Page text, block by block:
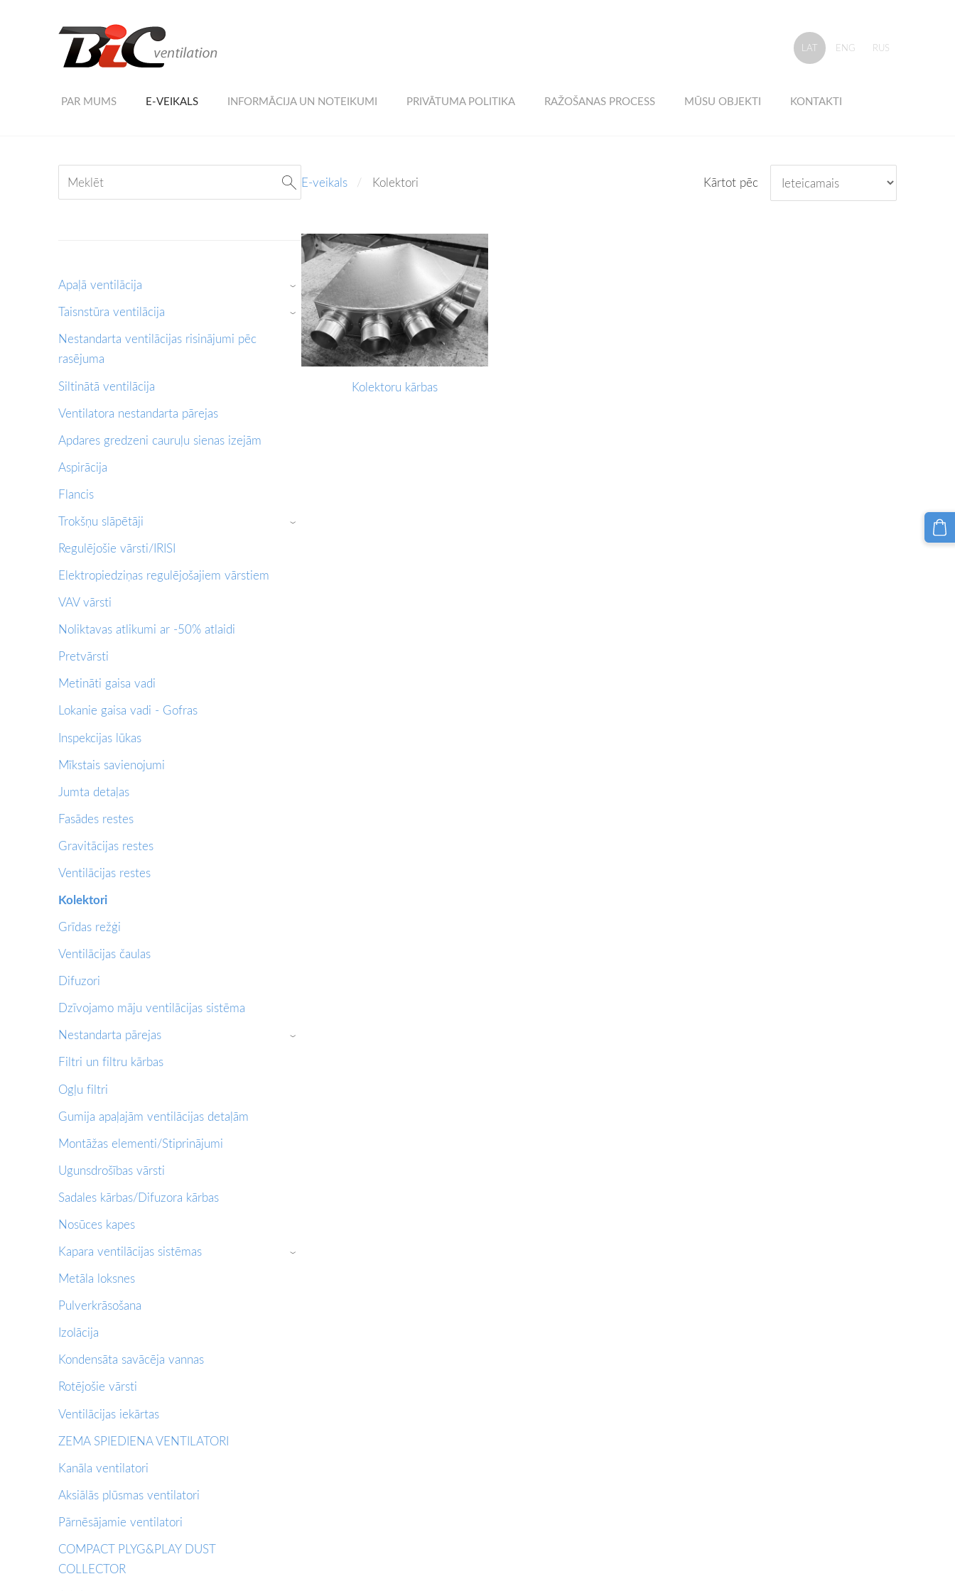
PAR MUMS E-VEIKALS INFORMĀCIJA UN NOTEIKUMI PRIVĀTUMA POLITIKA RAŽOŠANAS PROCESS MŪSU OBJEKTI KONTAKTI
LAT ENG RUS
Apaļā ventilācija ›
Taisnstūra ventilācija ›
Nestandarta ventilācijas risinājumi pēc
rasējuma
Siltinātā ventilācija
Ventilatora nestandarta pārejas
Apdares gredzeni cauruļu sienas izejām
Aspirācija
Flancis
Trokšņu slāpētāji
›
Regulējošie vārsti/IRISI
Elektropiedziņas regulējošajiem vārstiem
VAV vārsti
Noliktavas atlikumi ar -50% atlaidi
Pretvārsti
Metināti gaisa vadi
Lokanie gaisa vadi - Gofras
Inspekcijas lūkas
Mīkstais savienojumi
Jumta detaļas
Fasādes restes
Gravitācijas restes
Ventilācijas restes
Kolektori
Grīdas režģi
Ventilācijas čaulas
Difuzori
Dzīvojamo māju ventilācijas sistēma
Nestandarta pārejas
›
Filtri un filtru kārbas
Ogļu filtri
Gumija apaļajām ventilācijas detaļām
Montāžas elementi/Stiprinājumi
Ugunsdrošības vārsti
Sadales kārbas/Difuzora kārbas
Nosūces kapes
Kapara ventilācijas sistēmas
›
Metāla loksnes
Pulverkrāsošana
Izolācija
Kondensāta savācēja vannas
Rotējošie vārsti
Ventilācijas iekārtas
ZEMA SPIEDIENA VENTILATORI
Kanāla ventilatori
Aksiālās plūsmas ventilatori
Pārnēsājamie ventilatori
COMPACT PLYG&PLAY DUST
COLLECTOR
E-veikals Kolektori Kārtot pēc
Kolektoru kārbas